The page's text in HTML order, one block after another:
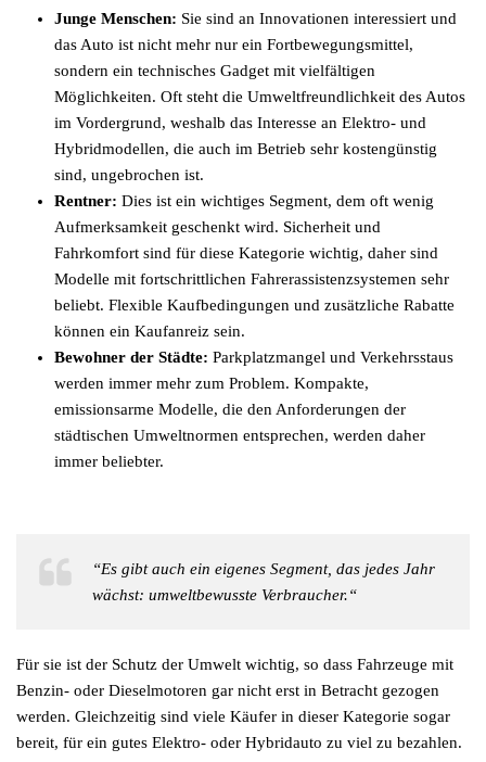
Junge Menschen: Sie sind an Innovationen interessiert und
das Auto ist nicht mehr nur ein Fortbewegungsmittel,
sondern ein technisches Gadget mit vielfältigen
Möglichkeiten. Oft steht die Umweltfreundlichkeit des Autos
im Vordergrund, weshalb das Interesse an Elektro- und
Hybridmodellen, die auch im Betrieb sehr kostengünstig
sind, ungebrochen ist.
Rentner: Dies ist ein wichtiges Segment, dem oft wenig
Aufmerksamkeit geschenkt wird. Sicherheit und
Fahrkomfort sind für diese Kategorie wichtig, daher sind
Modelle mit fortschrittlichen Fahrerassistenzsystemen sehr
beliebt. Flexible Kaufbedingungen und zusätzliche Rabatte
können ein Kaufanreiz sein.
Bewohner der Städte: Parkplatzmangel und Verkehrsstaus
werden immer mehr zum Problem. Kompakte,
emissionsarme Modelle, die den Anforderungen der
städtischen Umweltnormen entsprechen, werden daher
immer beliebter.
“Es gibt auch ein eigenes Segment, das jedes Jahr
wächst: umweltbewusste Verbraucher.“
Für sie ist der Schutz der Umwelt wichtig, so dass Fahrzeuge mit
Benzin- oder Dieselmotoren gar nicht erst in Betracht gezogen
werden. Gleichzeitig sind viele Käufer in dieser Kategorie sogar
bereit, für ein gutes Elektro- oder Hybridauto zu viel zu bezahlen.